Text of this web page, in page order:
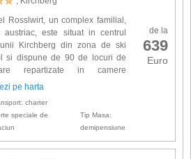
de la
639
Euro
Rosslwirt, un complex familial,
austriac, este situat in centrul
Kirchberg din zona de ski
si dispune de 90 de locuri de
repartizate in camere
in stil tyrolian si dotate cu:
pe harta
charter
speciale de
Tip Masa:
demipensiune